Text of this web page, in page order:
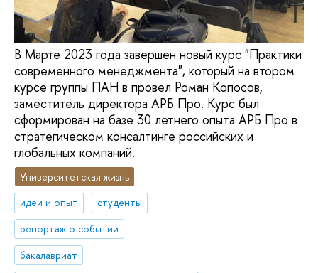
В Марте 2023 года завершен новый курс "Практики
современного менеджмента", который на втором
курсе группы ПАН в провел Роман Копосов,
заместитель директора АРБ Про. Курс был
сформирован на базе 30 летнего опыта АРБ Про в
стратегическом консалтинге российских и
глобальных компаний.
Университетская жизнь
идеи и опыт
студенты
репортаж о событии
бакалавриат